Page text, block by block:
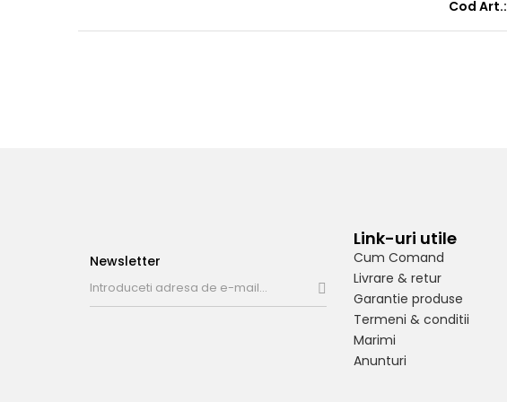
Cod Art.:
Newsletter
Link-uri utile
Cum Comand
Livrare & retur
Garantie produse
Termeni & conditii
Marimi
Anunturi